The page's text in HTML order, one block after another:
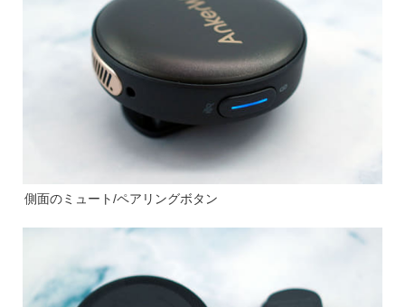
側面のミュート/ペアリングボタン